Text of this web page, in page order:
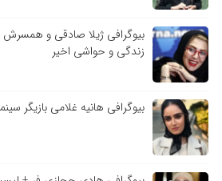
بیوگرافی ژیلا صادقی و
زندگی و حواشی اخیر
بیوگرافی هانیه غلامی بازیگر